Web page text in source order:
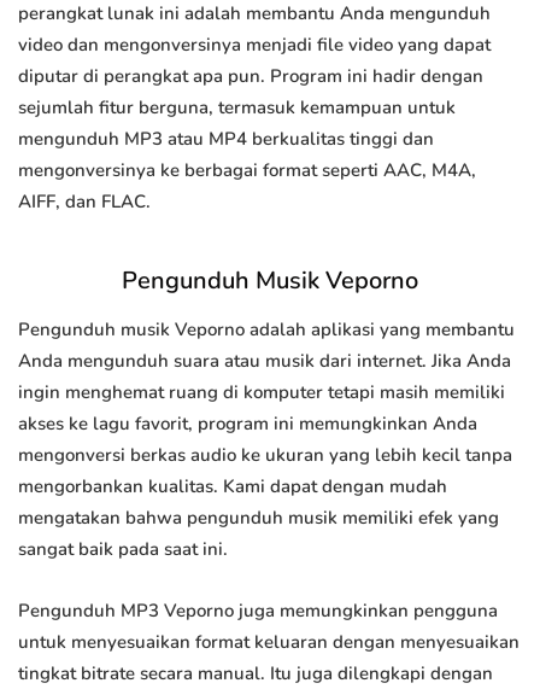
perangkat lunak ini adalah membantu Anda mengunduh
video dan mengonversinya menjadi file video yang dapat
diputar di perangkat apa pun. Program ini hadir dengan
sejumlah fitur berguna, termasuk kemampuan untuk
mengunduh MP3 atau MP4 berkualitas tinggi dan
mengonversinya ke berbagai format seperti AAC, M4A,
AIFF, dan FLAC.
Pengunduh Musik Veporno
Pengunduh musik Veporno adalah aplikasi yang membantu
Anda mengunduh suara atau musik dari internet. Jika Anda
ingin menghemat ruang di komputer tetapi masih memiliki
akses ke lagu favorit, program ini memungkinkan Anda
mengonversi berkas audio ke ukuran yang lebih kecil tanpa
mengorbankan kualitas. Kami dapat dengan mudah
mengatakan bahwa pengunduh musik memiliki efek yang
sangat baik pada saat ini.
Pengunduh MP3 Veporno juga memungkinkan pengguna
untuk menyesuaikan format keluaran dengan menyesuaikan
tingkat bitrate secara manual. Itu juga dilengkapi dengan